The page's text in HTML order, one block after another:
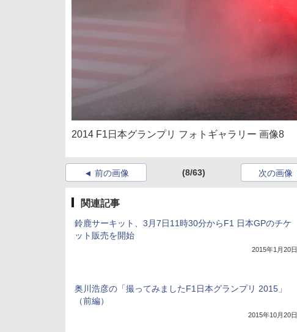
2014 F1日本グランプリ フォトギャラリー 画像8
前の画像 (8/63) 次の画像
関連記事
鈴鹿サーキット、3月7日11時30分からF1 日本GPのチケ
ット販売を開始
2015年1月20日
奥川浩彦の「撮ってみましたF1日本グランプリ 2015」
（前編）
2015年10月20日